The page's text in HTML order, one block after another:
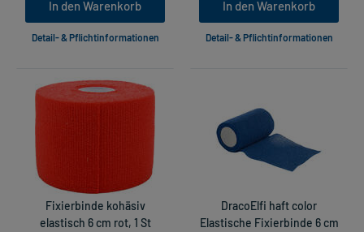
In den Warenkorb
Detail- & Pflichtinformationen
In den Warenkorb
Detail- & Pflichtinformationen
Fixierbinde kohäsiv
elastisch 6 cm rot, 1 St
DracoElfi haft color
Elastische Fixierbinde 6 cm